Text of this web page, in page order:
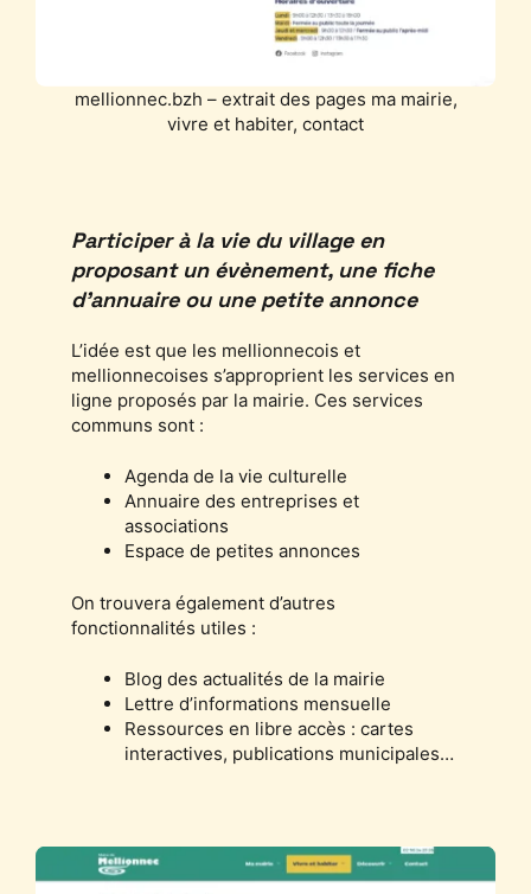
mellionnec.bzh – extrait des pages ma mairie,
vivre et habiter, contact
Participer à la vie du village en
proposant un évènement, une fiche
d’annuaire ou une petite annonce
L’idée est que les mellionnecois et
mellionnecoises s’approprient les services en
ligne proposés par la mairie. Ces services
communs sont :
Agenda de la vie culturelle
Annuaire des entreprises et
associations
Espace de petites annonces
On trouvera également d’autres
fonctionnalités utiles :
Blog des actualités de la mairie
Lettre d’informations mensuelle
Ressources en libre accès : cartes
interactives, publications municipales…